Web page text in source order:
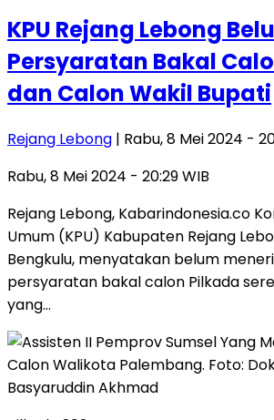
KPU Rejang Lebong
Persyaratan Bakal
dan Calon Wakil Bupati
Rejang Lebong | Rabu, 8 Mei 2024 -
Rabu, 8 Mei 2024 - 20:29 WIB
Rejang Lebong, Kabarindonesia.co
Umum (KPU) Kabupaten Rejang
Bengkulu, menyatakan belum
persyaratan bakal calon Pilkada
yang…